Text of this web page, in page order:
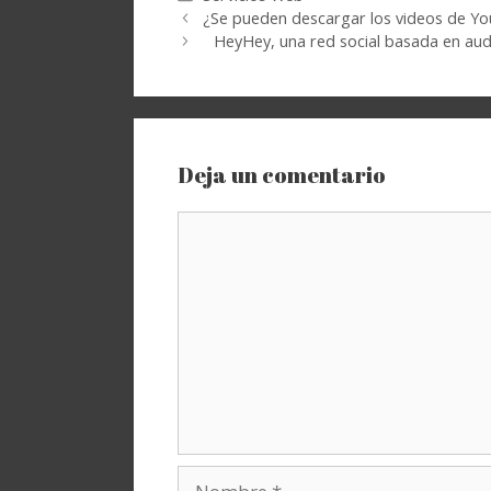
¿Se pueden descargar los videos de
HeyHey, una red social basada en
Deja un comentario